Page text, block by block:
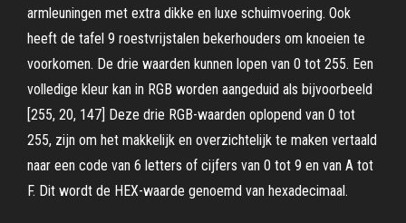
armleuningen met extra dikke en luxe schuimvoering. Ook
heeft de tafel 9 roestvrijstalen bekerhouders om knoeien te
voorkomen. De drie waarden kunnen lopen van 0 tot 255. Een
volledige kleur kan in RGB worden aangeduid als bijvoorbeeld
[255, 20, 147] Deze drie RGB-waarden oplopend van 0 tot
255, zijn om het makkelijk en overzichtelijk te maken vertaald
naar een code van 6 letters of cijfers van 0 tot 9 en van A tot
F. Dit wordt de HEX-waarde genoemd van hexadecimaal.